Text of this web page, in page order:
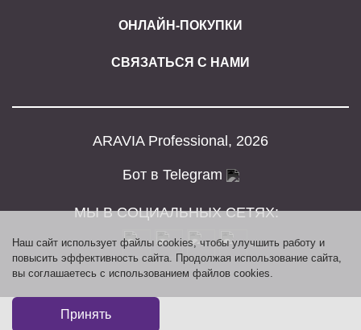
ОНЛАЙН-ПОКУПКИ
СВЯЗАТЬСЯ С НАМИ
ARAVIA Professional, 2026
Бот в Telegram
МЫ В СОЦИАЛЬНЫХ СЕТЯХ:
Наш сайт использует файлы cookies, чтобы улучшить работу и
повысить эффективность сайта. Продолжая использование сайта,
вы соглашаетесь с использованием файлов cookies.
Принять